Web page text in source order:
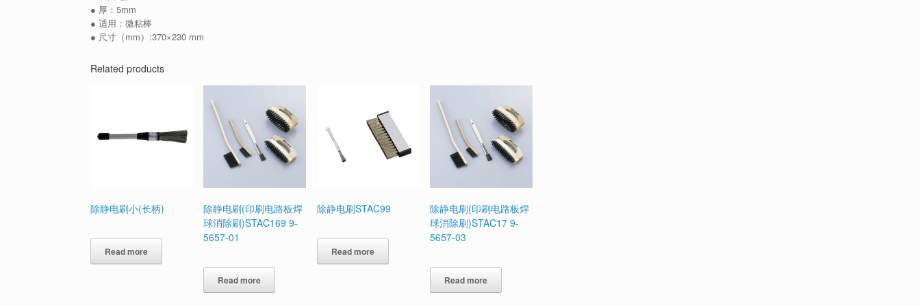
● 厚：5mm
● 适用：微粘棒
● 尺寸（mm）:370×230 mm
Related products
除静电刷小(长柄)
Read more
除静电刷(印刷电路板焊
球消除刷)STAC169 9-
5657-01
Read more
除静电刷STAC99
Read more
除静电刷(印刷电路板焊
球消除刷)STAC17 9-
5657-03
Read more